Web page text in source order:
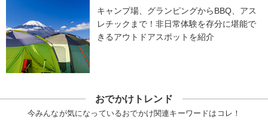
キャンプ場、グランピングからBBQ、アス
レチックまで！非日常体験を存分に堪能で
きるアウトドアスポットを紹介
おでかけトレンド
今みんなが気になっているおでかけ関連キーワードはコレ！